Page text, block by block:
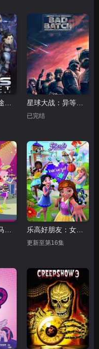
已完结
彩虹小马：小马国女孩之彩虹摇滚 乐高好朋友：女孩在行动第一季
更新至第16集